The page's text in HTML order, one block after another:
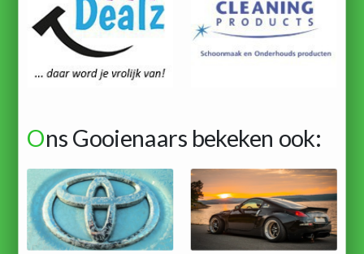
Ons Gooienaars bekeken ook: